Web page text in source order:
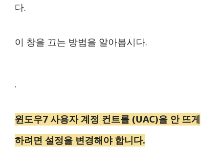
다.
이 창을 끄는 방법을 알아봅시다.
.
윈도우7 사용자 계정 컨트롤 (UAC)을 안 뜨게
하려면 설정을 변경해야 합니다.